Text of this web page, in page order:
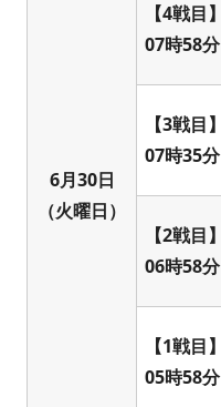
6月30日
（火曜日）
【4戦目】
07時58分
【3戦目】
07時35分
【2戦目】
06時58分
【1戦目】
05時58分